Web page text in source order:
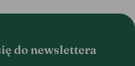
do newslettera